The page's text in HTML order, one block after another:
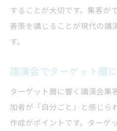
することが大切です。集客が
善策を講じることが現代の講
す。
講演会でターゲット層
ターゲット層に響く講演会集
加者が「自分ごと」と感じら
作成がポイントです。ターゲ